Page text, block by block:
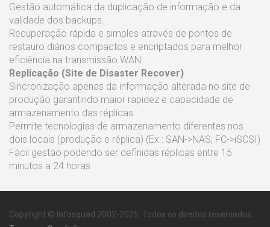
Gestão automática da duplicação de informação e da
validade dos backups.
Recuperação rápida e simples através de pontos de
restauro diários compactos e encriptados para melhor
eficiência na transmissão WAN.
Replicação (Site de Disaster Recover)
Sincronização apenas da informação alterada no site de
produção garantindo maior rapidez e capacidade de
armazenamento das réplicas.
Permite tecnologias de armazenamento diferentes nos
dois locais (produção e réplica) (Ex.: SAN->NAS; FC->iSCSI)
Fácil gestão podendo ser definidas réplicas entre 15
minutos a 24 horas.
Copyright © Infosquad 2002-2025. Todos os direitos reservados.